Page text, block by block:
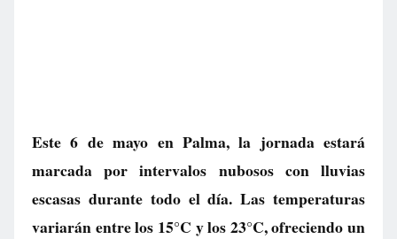
Este 6 de mayo en Palma, la jornada estará
marcada por intervalos nubosos con lluvias
escasas durante todo el día. Las temperaturas
variarán entre los 15°C y los 23°C, ofreciendo un